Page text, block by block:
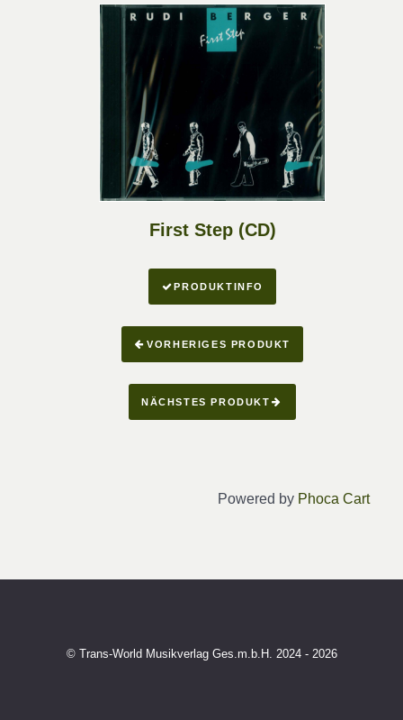
First Step (CD)
PRODUKTINFO
VORHERIGES PRODUKT
NÄCHSTES PRODUKT
Powered by Phoca Cart
© Trans-World Musikverlag Ges.m.b.H. 2024 - 2026